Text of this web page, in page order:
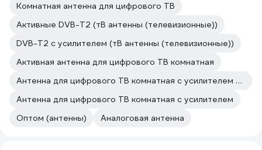
Комнатная антенна для цифрового ТВ
Активные DVB-T2 (тВ антенны (телевизионные))
DVB-T2 с усилителем (тВ антенны (телевизионные))
Активная антенна для цифрового ТВ комнатная
Антенна для цифрового ТВ комнатная с усилителем активная
Антенна для цифрового ТВ комнатная с усилителем
Оптом (антенны)
Аналоговая антенна